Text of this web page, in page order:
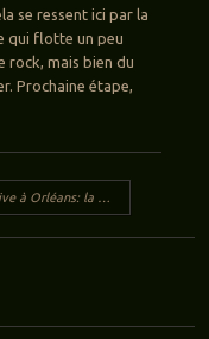
se ressent ici par la
qui flotte un peu
rock, mais bien du
Prochaine étape,
6:33 live à Orléans: la galerie